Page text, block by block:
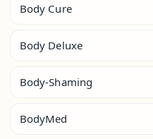
Body Cure
Body Deluxe
Body-Shaming
BodyMed